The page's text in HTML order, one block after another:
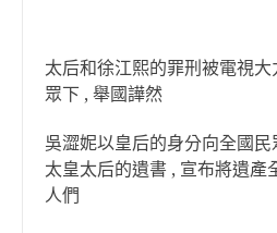
太后和徐江熙的罪刑被電視
眾下 , 舉國譁然
吳澀妮以皇后的身分向全國
太皇太后的遺書 , 宣布將遺產
人們